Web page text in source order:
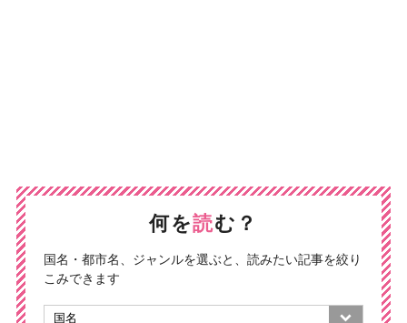
何を読む？
国名・都市名、ジャンルを選ぶと、読みたい記事を絞り
こみできます